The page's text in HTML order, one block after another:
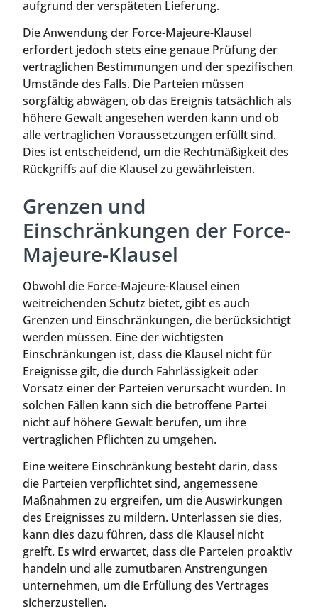
aufgrund der verspäteten Lieferung.
Die Anwendung der Force-Majeure-Klausel
erfordert jedoch stets eine genaue Prüfung der
vertraglichen Bestimmungen und der spezifischen
Umstände des Falls. Die Parteien müssen
sorgfältig abwägen, ob das Ereignis tatsächlich als
höhere Gewalt angesehen werden kann und ob
alle vertraglichen Voraussetzungen erfüllt sind.
Dies ist entscheidend, um die Rechtmäßigkeit des
Rückgriffs auf die Klausel zu gewährleisten.
Grenzen und
Einschränkungen der Force-
Majeure-Klausel
Obwohl die Force-Majeure-Klausel einen
weitreichenden Schutz bietet, gibt es auch
Grenzen und Einschränkungen, die berücksichtigt
werden müssen. Eine der wichtigsten
Einschränkungen ist, dass die Klausel nicht für
Ereignisse gilt, die durch Fahrlässigkeit oder
Vorsatz einer der Parteien verursacht wurden. In
solchen Fällen kann sich die betroffene Partei
nicht auf höhere Gewalt berufen, um ihre
vertraglichen Pflichten zu umgehen.
Eine weitere Einschränkung besteht darin, dass
die Parteien verpflichtet sind, angemessene
Maßnahmen zu ergreifen, um die Auswirkungen
des Ereignisses zu mildern. Unterlassen sie dies,
kann dies dazu führen, dass die Klausel nicht
greift. Es wird erwartet, dass die Parteien proaktiv
handeln und alle zumutbaren Anstrengungen
unternehmen, um die Erfüllung des Vertrages
sicherzustellen.